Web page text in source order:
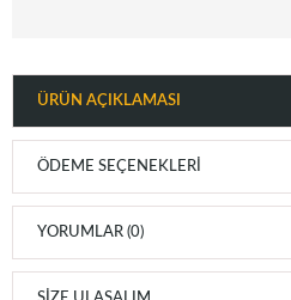
ÜRÜN AÇIKLAMASI
ÖDEME SEÇENEKLERI
YORUMLAR (0)